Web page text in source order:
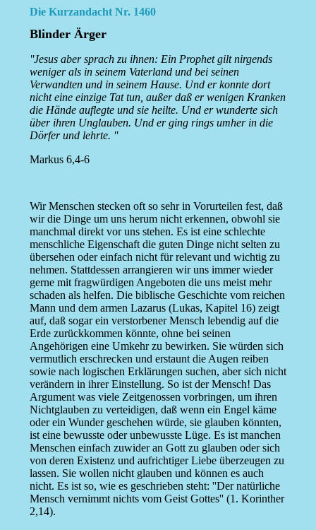
Die Kurzandacht Nr. 1460
Blinder Ärger
''Jesus aber sprach zu ihnen: Ein Prophet gilt nirgends
weniger als in seinem Vaterland und bei seinen
Verwandten und in seinem Hause. Und er konnte dort
nicht eine einzige Tat tun, außer daß er wenigen Kranken
die Hände auflegte und sie heilte. Und er wunderte sich
über ihren Unglauben. Und er ging rings umher in die
Dörfer und lehrte. ''
Markus 6,4-6
Wir Menschen stecken oft so sehr in Vorurteilen fest, daß
wir die Dinge um uns herum nicht erkennen, obwohl sie
manchmal direkt vor uns stehen. Es ist eine schlechte
menschliche Eigenschaft die guten Dinge nicht selten zu
übersehen oder einfach nicht für relevant und wichtig zu
nehmen. Stattdessen arrangieren wir uns immer wieder
gerne mit fragwürdigen Angeboten die uns meist mehr
schaden als helfen. Die biblische Geschichte vom reichen
Mann und dem armen Lazarus (Lukas, Kapitel 16) zeigt
auf, daß sogar ein verstorbener Mensch lebendig auf die
Erde zurückkommen könnte, ohne bei seinen
Angehörigen eine Umkehr zu bewirken. Sie würden sich
vermutlich erschrecken und erstaunt die Augen reiben
sowie nach logischen Erklärungen suchen, aber sich nicht
verändern in ihrer Einstellung. So ist der Mensch! Das
Argument was viele Zeitgenossen vorbringen, um ihren
Nichtglauben zu verteidigen, daß wenn ein Engel käme
oder ein Wunder geschehen würde, sie glauben könnten,
ist eine bewusste oder unbewusste Lüge. Es ist manchen
Menschen einfach zuwider an Gott zu glauben oder sich
von deren Existenz und aufrichtiger Liebe überzeugen zu
lassen. Sie wollen nicht glauben und können es auch
nicht. Es ist so, wie es geschrieben steht: ''Der natürliche
Mensch vernimmt nichts vom Geist Gottes'' (1. Korinther
2,14).